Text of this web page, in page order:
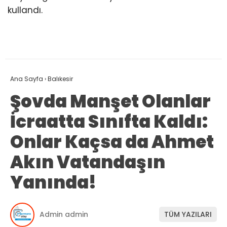
kullandı.
Ana Sayfa ›Balıkesir
Şovda Manşet Olanlar
İcraatta Sınıfta Kaldı:
Onlar Kaçsa da Ahmet
Akın Vatandaşın
Yanında!
Admin admin TÜM YAZILARI